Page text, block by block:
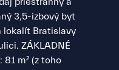
3,5-izbový byt
lokalít Bratislavy
ZÁKLADNÉ
81 m² (z toho